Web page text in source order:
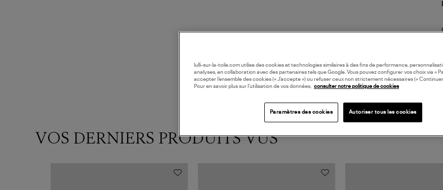
VOS DERNIERS PRODUITS VUS
lulli-sur-la-toile.com utilise des cookies et technologies similaires à des fins de performance,
analyses, en collaboration avec des partenaires tels que Google. Vous pouvez configurer vos choix via «
accepter l’ensemble des cookies (« J’accepte ») ou refuser ceux non strictement nécessaires («
Pour en savoir plus sur l’utilisation de vos données,
consulter notre politique de cookies
Paramètres des cookies Autoriser tous les cookies